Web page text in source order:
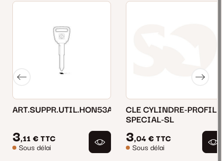
ART.SUPPR.UTIL.HON53AP
3,11 € TTC
Sous délai
CLE CYLINDRE-PROFIL
SPECIAL-SL
3,04 € TTC
Sous délai